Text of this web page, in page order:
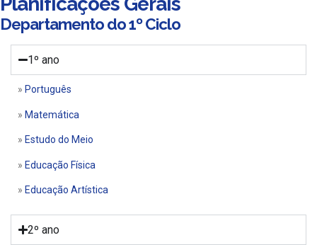
Departamento do 1º Ciclo
1º ano
» Português
» Matemática
» Estudo do Meio
» Educação Física
» Educação Artística
2º ano